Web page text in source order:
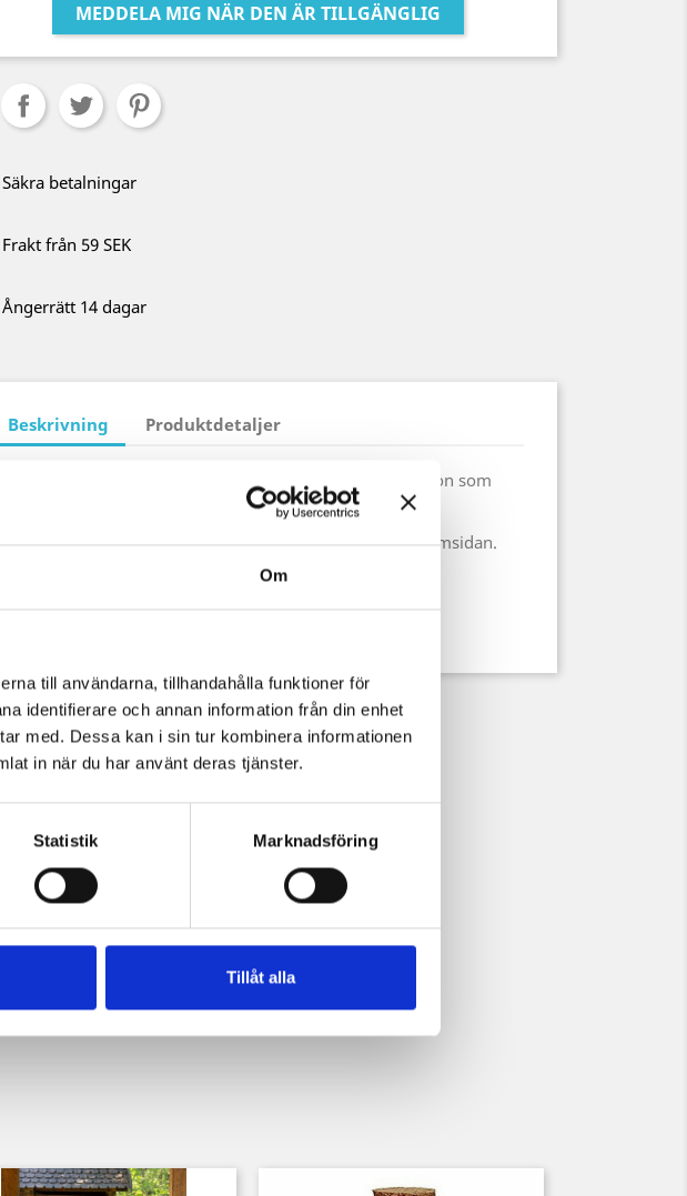
Om
till användarna, tillhandahålla funktioner för
identifierare och annan information från din enhet
med. Dessa kan i sin tur kombinera informationen
in när du har använt deras tjänster.
Statistik Marknadsföring
Tillåt alla
MEDDELA MIG NÄR DEN ÄR TILLGÄNGLIG
Säkra betalningar
Frakt från 59 SEK
Ångerrätt 14 dagar
Beskrivning Produktdetaljer
Skriftrulleväska passande en lärd, präst, magiker eller någon som
behöver något att transportera dokument i.
kan hängas i ett bälte och låses med ett spänne på framsidan.